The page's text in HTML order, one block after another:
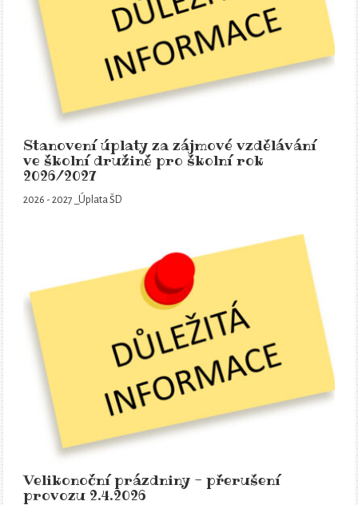
Stanovení úplaty za zájmové vzdělávání
ve školní družině pro školní rok
2026/2027
2026 - 2027 _Úplata ŠD
Velikonoční prázdniny - přerušení
provozu 2.4.2026